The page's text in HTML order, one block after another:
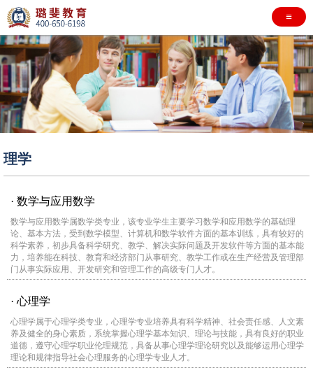
≡
理学
· 数学与应用数学
数学与应用数学属数学类专业，该专业学生主要学习数学和应用数学的基础理
论、基本方法，受到数学模型、计算机和数学软件方面的基本训练，具有较好的
科学素养，初步具备科学研究、教学、解决实际问题及开发软件等方面的基本能
力，培养能在科技、教育和经济部门从事研究、教学工作或在生产经营及管理部
门从事实际应用、开发研究和管理工作的高级专门人才。
· 心理学
心理学属于心理学类专业，心理学专业培养具有科学精神、社会责任感、人文素
养及健全的身心素质，系统掌握心理学基本知识、理论与技能，具有良好的职业
道德，遵守心理学职业伦理规范，具备从事心理学理论研究以及能够运用心理学
理论和规律指导社会心理服务的心理学专业人才。